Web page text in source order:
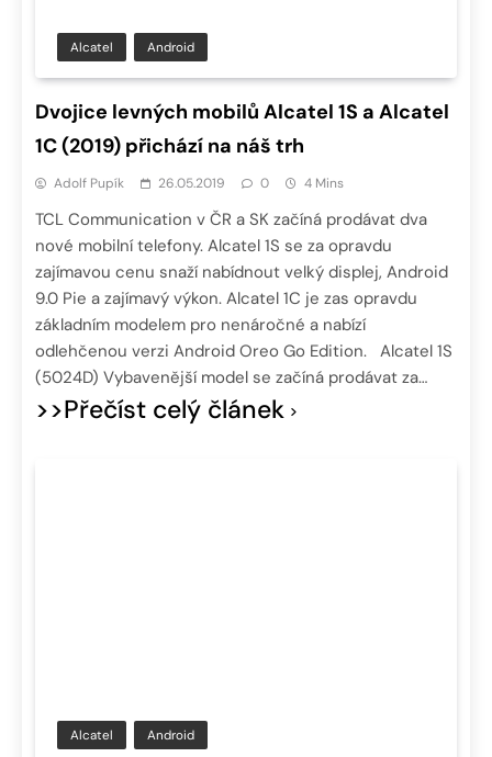
Alcatel Android
Dvojice levných mobilů Alcatel 1S a Alcatel
1C (2019) přichází na náš trh
Adolf Pupík 26.05.2019 0 4 Mins
TCL Communication v ČR a SK začíná prodávat dva
nové mobilní telefony. Alcatel 1S se za opravdu
zajímavou cenu snaží nabídnout velký displej, Android
9.0 Pie a zajímavý výkon. Alcatel 1C je zas opravdu
základním modelem pro nenáročné a nabízí
odlehčenou verzi Android Oreo Go Edition. Alcatel 1S
(5024D) Vybavenější model se začíná prodávat za…
>>Přečíst celý článek
Alcatel Android